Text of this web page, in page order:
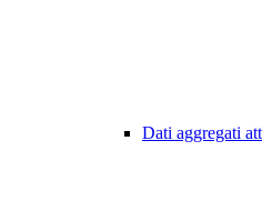
Dati aggregati